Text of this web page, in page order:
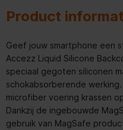
Product
Geef jouw smartphone een
Accezz Liquid Silicone
speciaal gegoten siliconen
schokabsorberende
microfiber voering krassen
Dankzij de ingebouwde
gebruik van MagSafe